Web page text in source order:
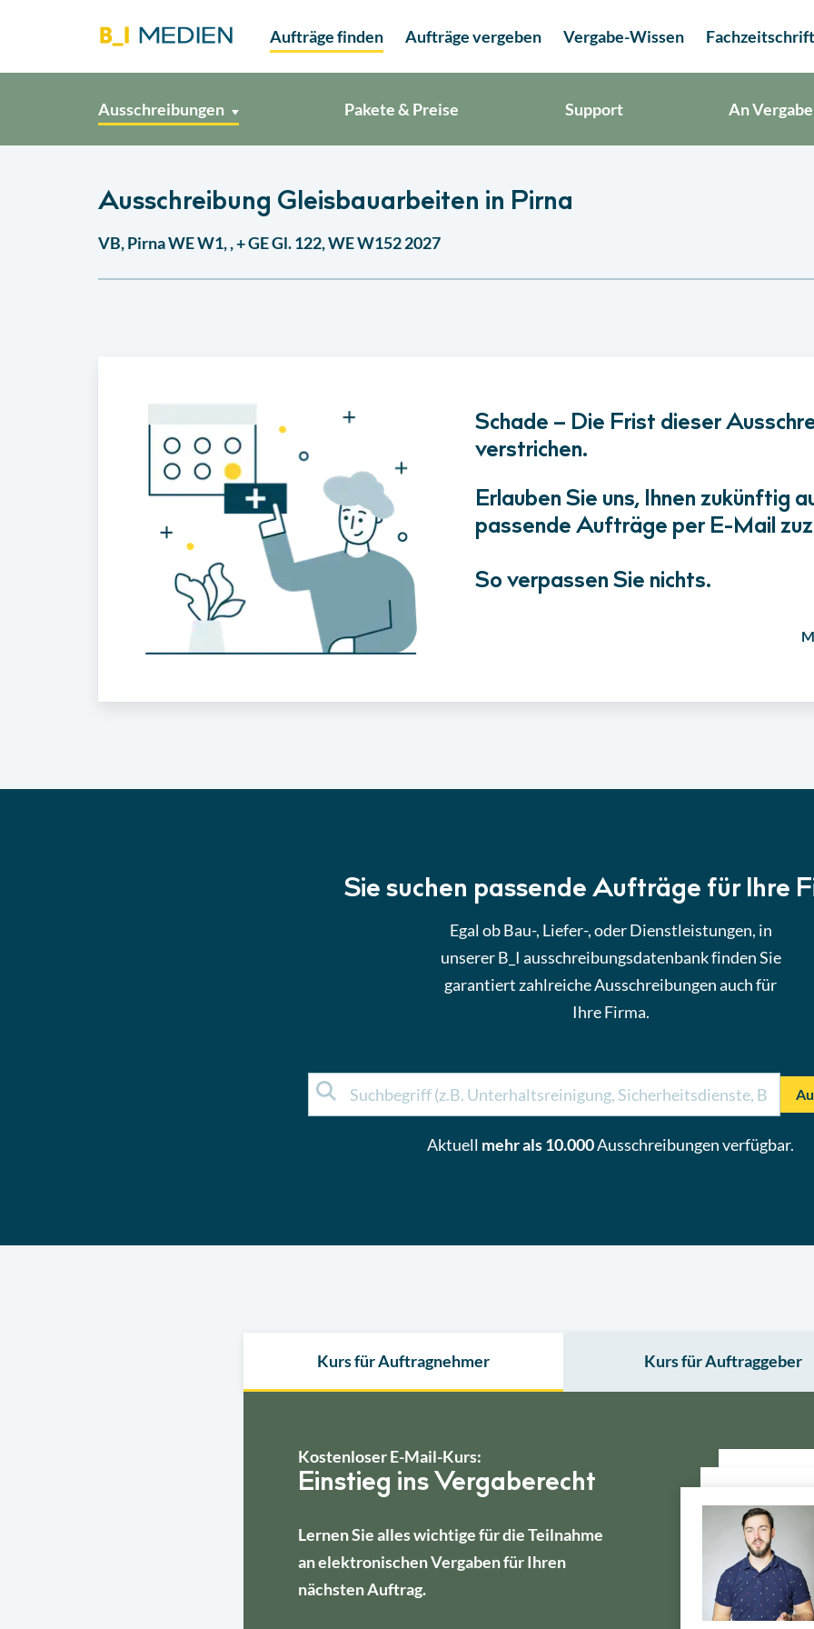
Aufträge finden Aufträge vergeben Vergabe-Wissen
Ausschreibungen Pakete & Preise Support An
Ausschreibung Gleisbauarbeiten in Pirna
VB, Pirna WE W1, , + GE Gl. 122, WE W152 2027
Schade – Die Frist dieser
verstrichen.
Erlauben Sie uns, Ihnen zukünftig
passende Aufträge per E-Mail
So verpassen Sie nichts.
Sie suchen passende Aufträge für Ihre
Egal ob Bau-, Liefer-, oder Dienstleistungen, in
unserer B_I ausschreibungsdatenbank finden Sie
garantiert zahlreiche Ausschreibungen auch für
Ihre Firma.
Aktuell mehr als 10.000Ausschreibungen verfügbar.
Kurs für Auftragnehmer Kurs für Auftraggeber
Kostenloser E-Mail-Kurs:
Einstieg ins Vergaberecht
Lernen Sie alles wichtige für die Teilnahme
an elektronischen Vergaben für Ihren
nächsten Auftrag.